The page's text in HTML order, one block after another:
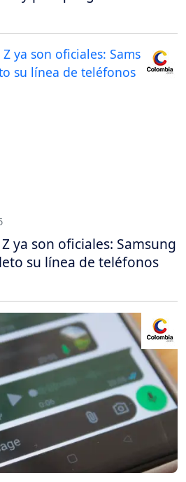
ya son oficiales: Samsung
su línea de teléfonos